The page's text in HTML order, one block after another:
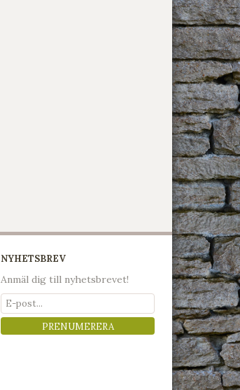
NYHETSBREV
Anmäl dig till nyhetsbrevet!
PRENUMERERA